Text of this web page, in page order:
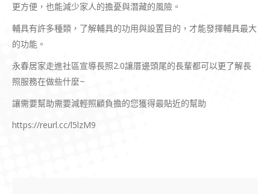
更方便，也能減少家人的擔憂與潛藏的風險。
輔具有許多種類，了解輔具的功用與設置目的，才能發揮輔具最大
的功能。
永春居家走進社區宣導長照2.0讓厝邊頭尾的長輩都可以更了解長
照服務在做些什麼~
讓需要幫助需要減輕照顧負擔的您獲得最貼近的幫助
https://reurl.cc/l5lzM9